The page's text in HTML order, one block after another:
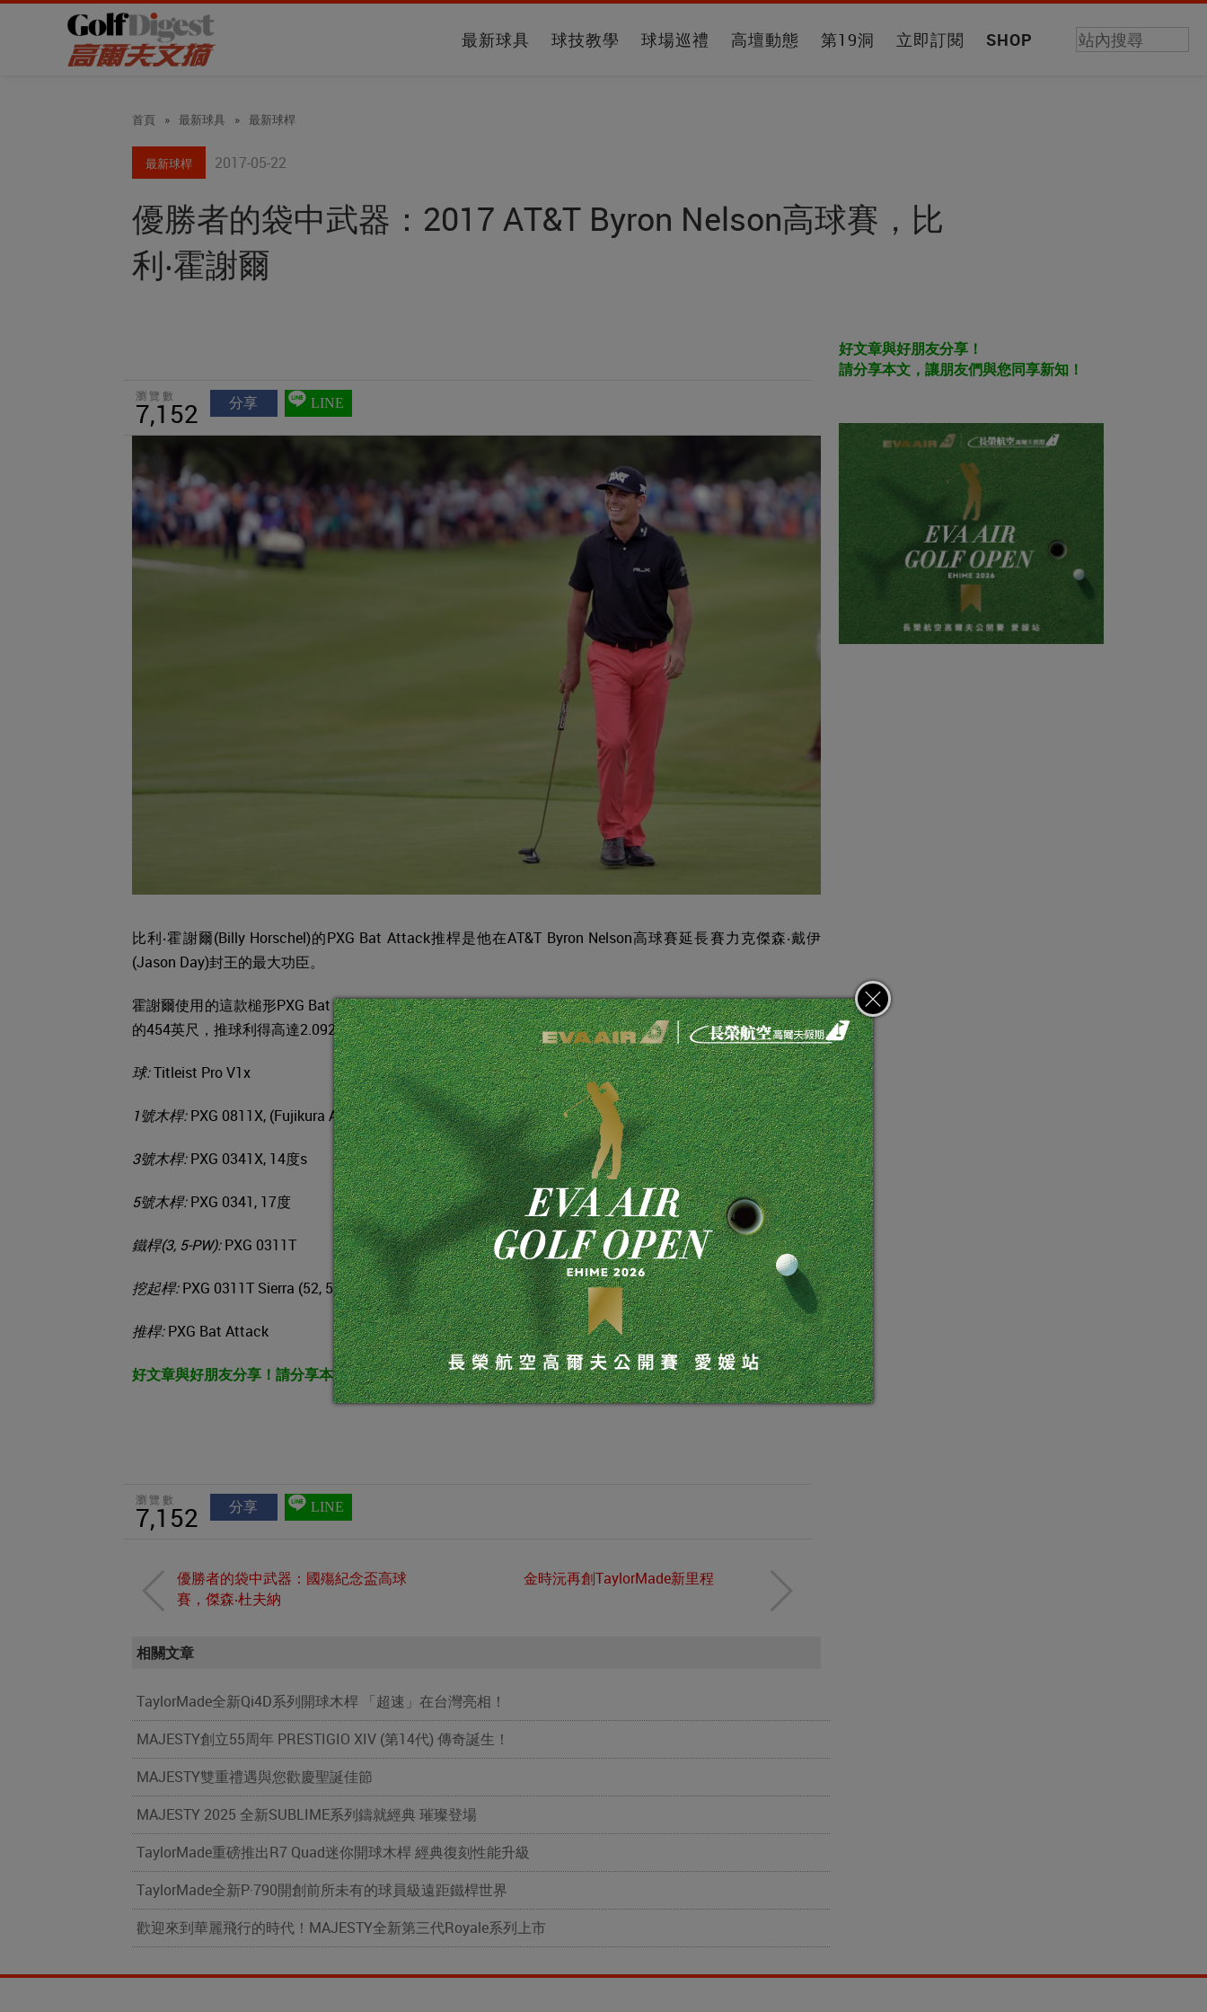
最新球具 球技教學 球場巡禮 高壇動態 第19洞 立即訂閱 SHOP
首頁 » 最新球具 » 最新球桿
最新球桿 2017-05-22
優勝者的袋中武器：2017 AT&T Byron Nelson高球賽，比
利‧霍謝爾
瀏覽數
7,152 分享 LINE
比利‧霍謝爾(Billy Horschel)的PXG Bat Attack推桿是他在AT&T Byron Nelson高球賽延長賽力克傑森‧戴伊
(Jason Day)封王的最大功臣。
霍謝爾使用的這款槌形PXG Bat Attack推桿長34英寸，桿面角4度，整場比賽推球進洞的總距離長達令人咋舌
的454英尺，推球利得高達2.092桿，第14洞更推進霍謝爾職業生涯最遠的博蒂推球，59英尺3英寸。
球:Titleist Pro V1x
1號木桿:PXG 0811X, (Fujikura Atmos 6X Black), 9.2度
3號木桿:PXG 0341X, 14度s
5號木桿:PXG 0341, 17度
鐵桿(3, 5-PW):PXG 0311T
挖起桿:PXG 0311T Sierra (52, 56 度); PXG 0311T Zulu Raw (60 度)
推桿:PXG Bat Attack
好文章與好朋友分享！請分享本文，讓朋友們與您同享新知！
瀏覽數
7,152 分享 LINE
優勝者的袋中武器：國殤紀念盃高球
賽，傑森‧杜夫納
金時沅再創TaylorMade新里程
相關文章
TaylorMade全新Qi4D系列開球木桿 「超速」在台灣亮相！
MAJESTY創立55周年 PRESTIGIO XIV (第14代) 傳奇誕生！
MAJESTY雙重禮遇與您歡慶聖誕佳節
MAJESTY 2025 全新SUBLIME系列鑄就經典 璀璨登場
TaylorMade重磅推出R7 Quad迷你開球木桿 經典復刻性能升級
TaylorMade全新P·790開創前所未有的球員級遠距鐵桿世界
歡迎來到華麗飛行的時代！MAJESTY全新第三代Royale系列上市
好文章與好朋友分享！
請分享本文，讓朋友們與您同享新知！